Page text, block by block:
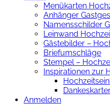
Menükarten
Anhänger
Namensschilder
Leinwand
Gästebilder –
Briefumschläge
Stempel –
Inspirationen zur
Anmelden